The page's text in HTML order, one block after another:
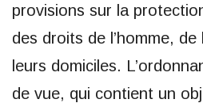
provisions sur la
des droits de l’homme,
leurs domiciles.
de vue, qui contient un